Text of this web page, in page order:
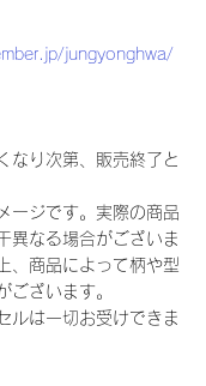
jungyonghwa/
なり次第、販売終了と
ージです。実際の商品
異なる場合がございま
、商品によって柄や型
ございます。
ルは一切お受けできま